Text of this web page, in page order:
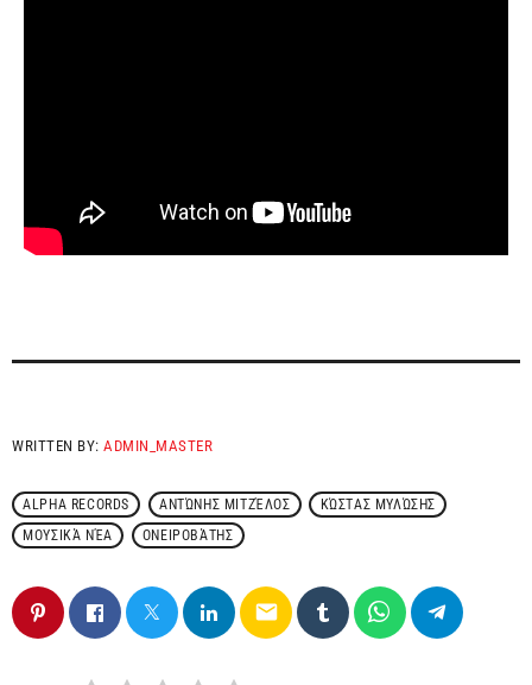
WRITTEN BY:ADMIN_MASTER
ALPHA RECORDS ΑΝΤΏΝΗΣ ΜΙΤΖΈΛΟΣ
ΚΏΣΤΑΣ ΜΥΛΏΣΗΣ
ΜΟΥΣΙΚΆ ΝΈΑ
ΟΝΕΙΡΟΒΆΤΗΣ
email